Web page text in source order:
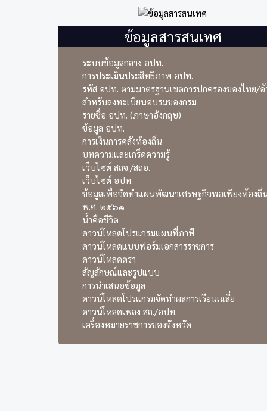
ข้อมูลสารสนเทศ
ระบบข้อมูลกลาง อปท.
การประเมินประสิทธิภาพ อปท.
รหัส อปท. ตามมาตรฐานเขตการปกครองของไทย/อ้
สำหรับลงทะเบียนอบรมของกรม
รายชื่อ อปท. (ภาษาอังกฤษ)
ข้อมูล อปท.
การเงินการคลังท้องถิ่น
บทความและเกร็ดความรู้
เว็บไซต์ สถจ./สถอ.
เว็บไซต์ อปท.
ข้อมูลเพื่อจัดทำแผนพัฒนาเศรษฐกิจพอเพียงท้องถิ่
พ.ศ. ๒๕๖๑
น้ำคือชีวิต
ดาวน์โหลดโปรแกรมแผนที่ภาษี
ดาวน์โหลดแบบฟอร์มเอกสารราชการ
ดาวน์โหลดตรา
สัญลักษณ์และรูปแบบ
การนำเสนอข้อมูล
ดาวน์โหลดโปรแกรมจัดทำผลการเรียนเฉลี่ย
ดาวน์โหลดเพลง สถ./อปท.
เครื่องหมายราชการของจังหวัด